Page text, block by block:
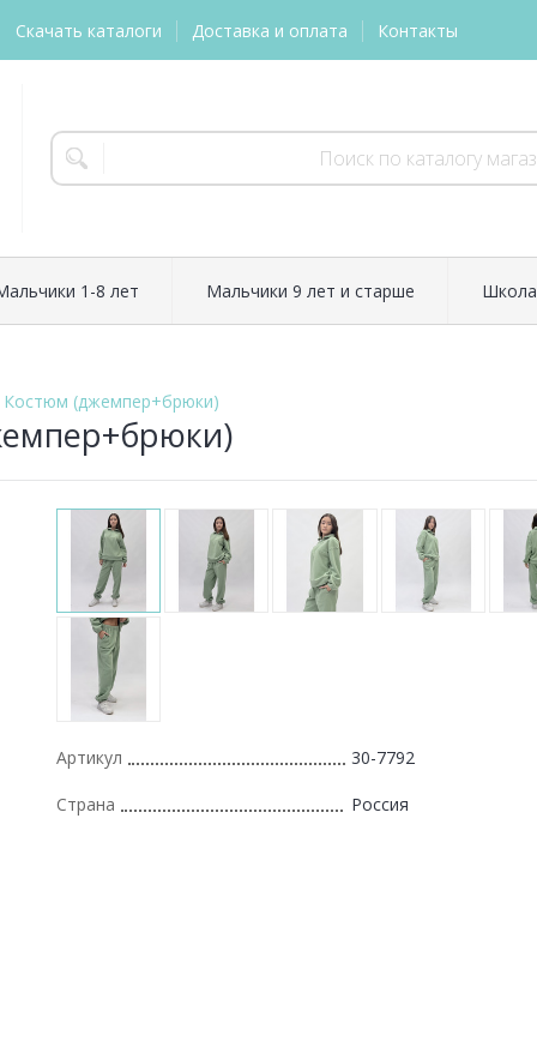
Скачать каталоги Доставка и оплата Контакты
1-8 лет Мальчики 9 лет и старше Школа
Костюм (джемпер+брюки)
Артикул 30-7792
Страна Россия